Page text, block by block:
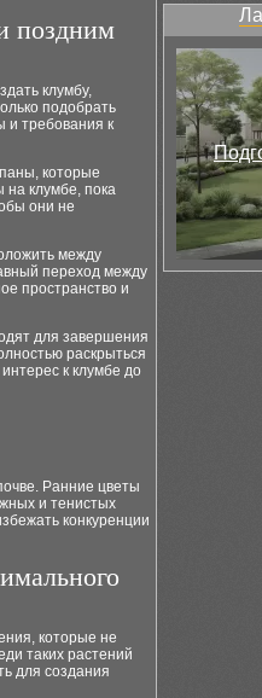
поздним
клумбу,
подобрать
и требования к
которые
на клумбе, пока
они не
между
переход между
пространство и
для завершения
раскрыться
к клумбе до
Ранние цветы
и тенистых
конкуренции
которые не
таких растений
для создания